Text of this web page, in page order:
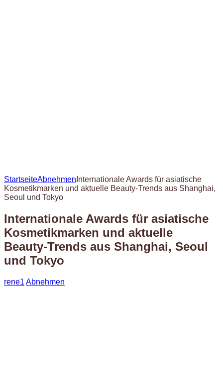
StartseiteAbnehmen Internationale Awards für asiatische
Kosmetikmarken und aktuelle Beauty-Trends aus Shanghai,
Seoul und Tokyo
Internationale Awards für asiatische
Kosmetikmarken und aktuelle
Beauty-Trends aus Shanghai, Seoul
und Tokyo
rene1 Abnehmen